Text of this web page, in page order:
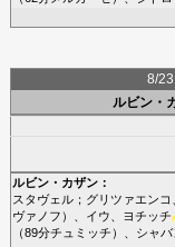
8/23
ルビン・
ルビン・カザン：
スタヴェル； グリツァエンコ
ヴァノフ ）、 イウ ヨチッチ
（89分チュミッチ ）、 シャ